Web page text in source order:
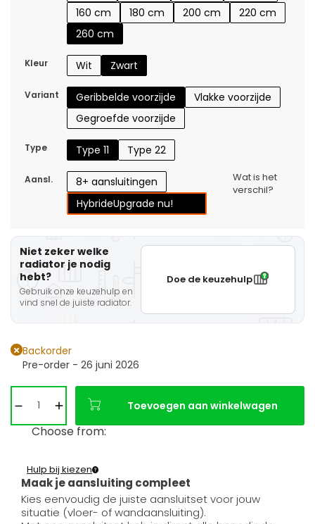
160 cm
180 cm 200 cm
220 cm
260 cm
Kleur Wit Zwart
Variant Geribbelde voorzijde
Vlakke voorzijde
Gegroefde voorzijde
Type Type 11 Type 22
Aansl.
8+ aansluitingen
HybrideUpgrade nu!
Wat is het
verschil?
Niet zeker welke
radiator je nodig
hebt?
Gebruik onze keuzehulp en
vind snel de juiste radiator.
Doe de keuzehulp
Backorder
Pre-order - 26 juni 2026
Toevoegen aan winkelwagen
Choose from:
Maak je aansluiting compleet
Hulp bij kiezen
Kies eenvoudig de juiste aansluitset voor jouw
situatie (vloer- of wandaansluiting).